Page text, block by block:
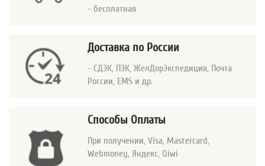
- бесплатная
Доставка по России
- СДЭК, ПЭК, ЖелДорЭкспедиция, Почта
России, EMS и др.
Способы Оплаты
При получении, Visa, Mastercard
Webmoney, Яндекс, Qiwi